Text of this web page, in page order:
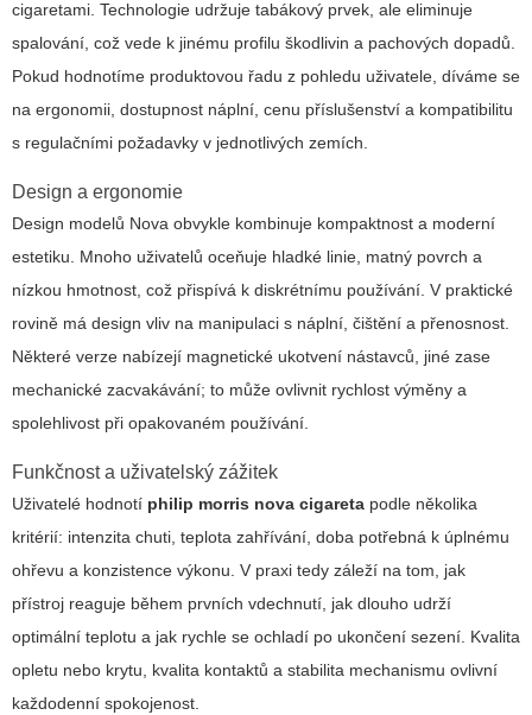
cigaretami. Technologie udržuje tabákový prvek, ale eliminuje
spalování, což vede k jinému profilu škodlivin a pachových dopadů.
Pokud hodnotíme produktovou řadu z pohledu uživatele, díváme se
na ergonomii, dostupnost náplní, cenu příslušenství a kompatibilitu
s regulačními požadavky v jednotlivých zemích.
Design a ergonomie
Design modelů Nova obvykle kombinuje kompaktnost a moderní
estetiku. Mnoho uživatelů oceňuje hladké linie, matný povrch a
nízkou hmotnost, což přispívá k diskrétnímu používání. V praktické
rovině má design vliv na manipulaci s náplní, čištění a přenosnost.
Některé verze nabízejí magnetické ukotvení nástavců, jiné zase
mechanické zacvakávání; to může ovlivnit rychlost výměny a
spolehlivost při opakovaném používání.
Funkčnost a uživatelský zážitek
Uživatelé hodnotí philip morris nova cigareta podle několika
kritérií: intenzita chuti, teplota zahřívání, doba potřebná k úplnému
ohřevu a konzistence výkonu. V praxi tedy záleží na tom, jak
přístroj reaguje během prvních vdechnutí, jak dlouho udrží
optimální teplotu a jak rychle se ochladí po ukončení sezení. Kvalita
opletu nebo krytu, kvalita kontaktů a stabilita mechanismu ovlivní
každodenní spokojenost.